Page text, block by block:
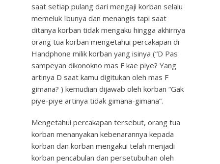
saat setiap pulang dari mengaji korban selalu
memeluk Ibunya dan menangis tapi saat
ditanya korban tidak mengaku hingga akhirnya
orang tua korban mengetahui percakapan di
Handphone milik korban yang isinya (“D Pas
sampeyan dikonokno mas F kae piye? Yang
artinya D saat kamu digitukan oleh mas F
gimana? ) kemudian dijawab oleh korban “Gak
piye-piye artinya tidak gimana-gimana”.
Mengetahui percakapan tersebut, orang tua
korban menanyakan kebenarannya kepada
korban dan korban mengakui telah menjadi
korban pencabulan dan persetubuhan oleh